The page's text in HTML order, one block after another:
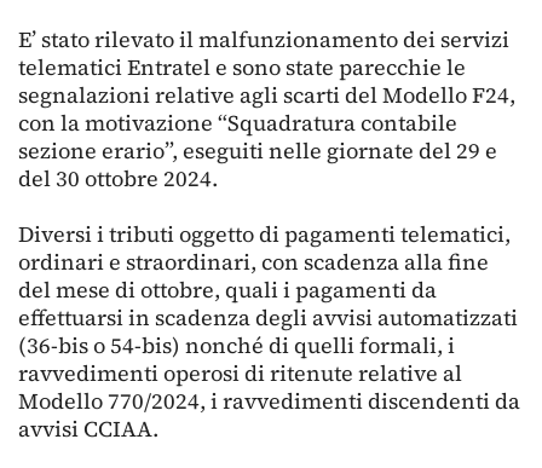
E’ stato rilevato il malfunzionamento dei servizi
telematici Entratel e sono state parecchie le
segnalazioni relative agli scarti del Modello F24,
con la motivazione “Squadratura contabile
sezione erario”, eseguiti nelle giornate del 29 e
del 30 ottobre 2024.
Diversi i tributi oggetto di pagamenti telematici,
ordinari e straordinari, con scadenza alla fine
del mese di ottobre, quali i pagamenti da
effettuarsi in scadenza degli avvisi automatizzati
(36-bis o 54-bis) nonché di quelli formali, i
ravvedimenti operosi di ritenute relative al
Modello 770/2024, i ravvedimenti discendenti da
avvisi CCIAA.